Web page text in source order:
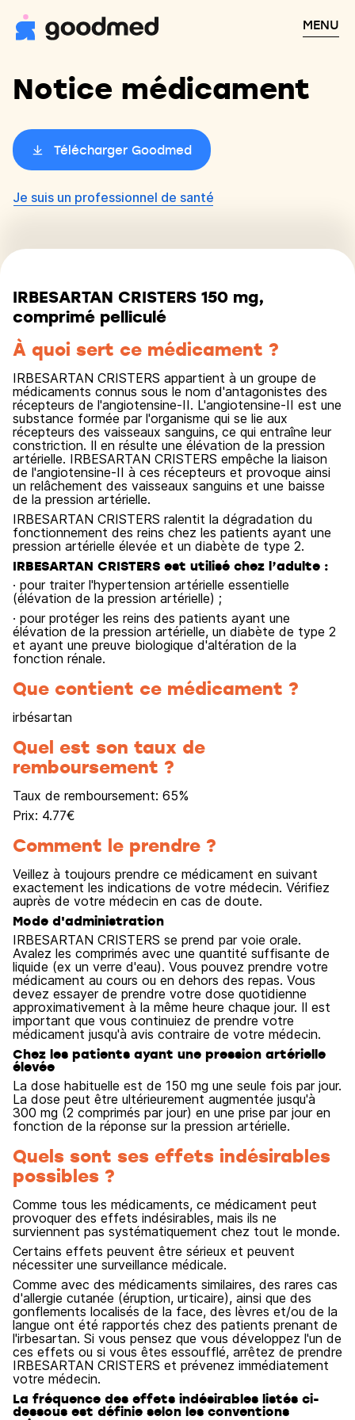
MENU
Notice médicament
Télécharger Goodmed
Je suis un professionnel de santé
IRBESARTAN CRISTERS 150 mg,
comprimé pelliculé
À quoi sert ce médicament ?
IRBESARTAN CRISTERS appartient à un groupe de
médicaments connus sous le nom d'antagonistes des
récepteurs de l'angiotensine-II. L'angiotensine-II est une
substance formée par l'organisme qui se lie aux
récepteurs des vaisseaux sanguins, ce qui entraîne leur
constriction. Il en résulte une élévation de la pression
artérielle. IRBESARTAN CRISTERS empêche la liaison
de l'angiotensine-II à ces récepteurs et provoque ainsi
un relâchement des vaisseaux sanguins et une baisse
de la pression artérielle.
IRBESARTAN CRISTERS ralentit la dégradation du
fonctionnement des reins chez les patients ayant une
pression artérielle élevée et un diabète de type 2.
IRBESARTAN CRISTERS est utilisé chez l’adulte :
· pour traiter l'hypertension artérielle essentielle
(élévation de la pression artérielle) ;
· pour protéger les reins des patients ayant une
élévation de la pression artérielle, un diabète de type 2
et ayant une preuve biologique d'altération de la
fonction rénale.
Que contient ce médicament ?
irbésartan
Quel est son taux de
remboursement ?
Taux de remboursement: 65%
Prix: 4.77€
Comment le prendre ?
Veillez à toujours prendre ce médicament en suivant
exactement les indications de votre médecin. Vérifiez
auprès de votre médecin en cas de doute.
Mode d'administration
IRBESARTAN CRISTERS se prend par voie orale.
Avalez les comprimés avec une quantité suffisante de
liquide (ex un verre d'eau). Vous pouvez prendre votre
médicament au cours ou en dehors des repas. Vous
devez essayer de prendre votre dose quotidienne
approximativement à la même heure chaque jour. Il est
important que vous continuiez de prendre votre
médicament jusqu'à avis contraire de votre médecin.
Chez les patients ayant une pression artérielle
élevée
La dose habituelle est de 150 mg une seule fois par jour.
La dose peut être ultérieurement augmentée jusqu'à
300 mg (2 comprimés par jour) en une prise par jour en
fonction de la réponse sur la pression artérielle.
Quels sont ses effets indésirables
possibles ?
Comme tous les médicaments, ce médicament peut
provoquer des effets indésirables, mais ils ne
surviennent pas systématiquement chez tout le monde.
Certains effets peuvent être sérieux et peuvent
nécessiter une surveillance médicale.
Comme avec des médicaments similaires, des rares cas
d'allergie cutanée (éruption, urticaire), ainsi que des
gonflements localisés de la face, des lèvres et/ou de la
langue ont été rapportés chez des patients prenant de
l'irbesartan. Si vous pensez que vous développez l'un de
ces effets ou si vous êtes essoufflé, arrêtez de prendre
IRBESARTAN CRISTERS et prévenez immédiatement
votre médecin.
La fréquence des effets indésirables listés ci-
dessous est définie selon les conventions